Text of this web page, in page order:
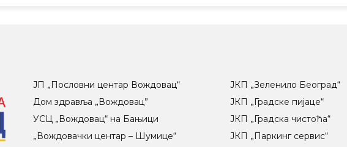
ЈП „Пословни центар Вождовац“
Дом здравља „Вождовац”
УСЦ „Вождовац“ на Бањици
„Вождовачки центар – Шумице“
ЈКП „Зеленило Београд“
ЈКП „Градске пијаце“
ЈКП „Градска чистоћа“
ЈКП „Паркинг сервис“